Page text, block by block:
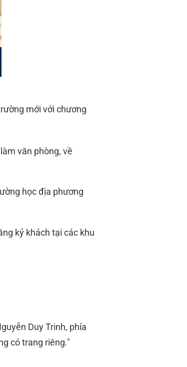
mới với chương
văn phòng, về
học địa phương
ký khách tại các khu
Duy Trinh, phía
có trang riêng."